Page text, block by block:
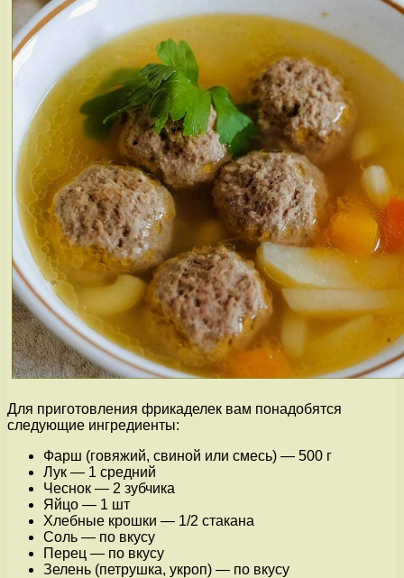
Для приготовления фрикаделек вам понадобятся
следующие ингредиенты:
Фарш (говяжий, свиной или смесь) — 500 г
Лук — 1 средний
Чеснок — 2 зубчика
Яйцо — 1 шт
Хлебные крошки — 1/2 стакана
Соль — по вкусу
Перец — по вкусу
Зелень (петрушка, укроп) — по вкусу